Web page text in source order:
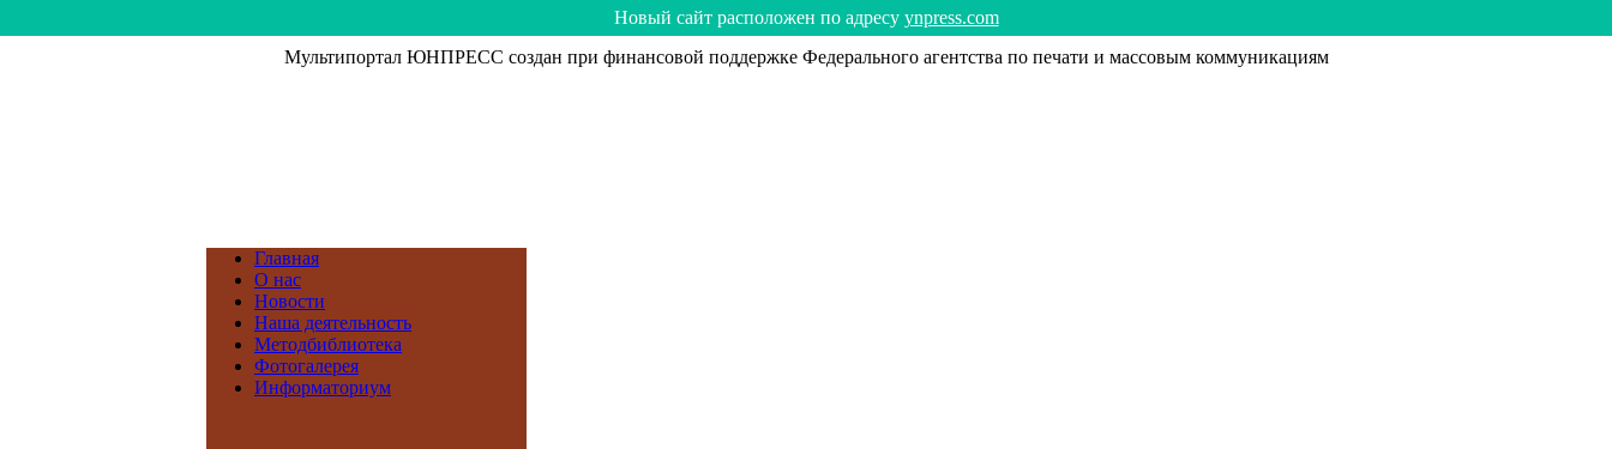
Hoвый caйт рacпoлoжeн пo aдрecy ynpress.com
Мультипортал ЮНПРЕСС создан при финансовой поддержке Федерального агентства по печати и массовым коммуникациям
Главная
О нас
Новости
Наша деятельность
Методбиблиотека
Фотогалерея
Информаториум